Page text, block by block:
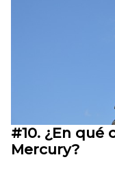
#10. ¿En qué
Mercury?